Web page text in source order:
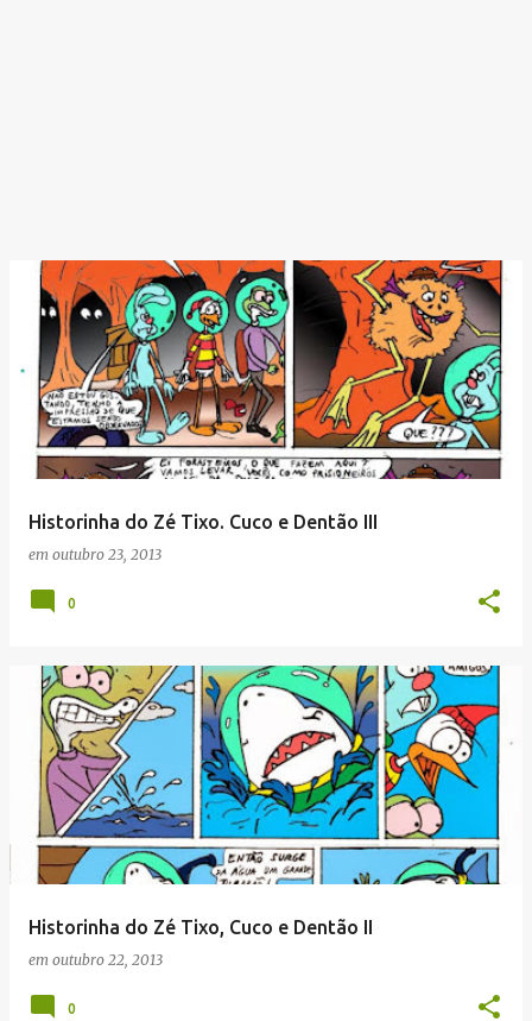
Historinha do Zé Tixo. Cuco e Dentão III
em outubro 23, 2013
0
Historinha do Zé Tixo, Cuco e Dentão II
em outubro 22, 2013
0